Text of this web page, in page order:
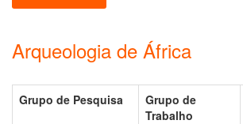
Arqueologia de África
Grupo de Pesquisa
Grupo de
Trabalho